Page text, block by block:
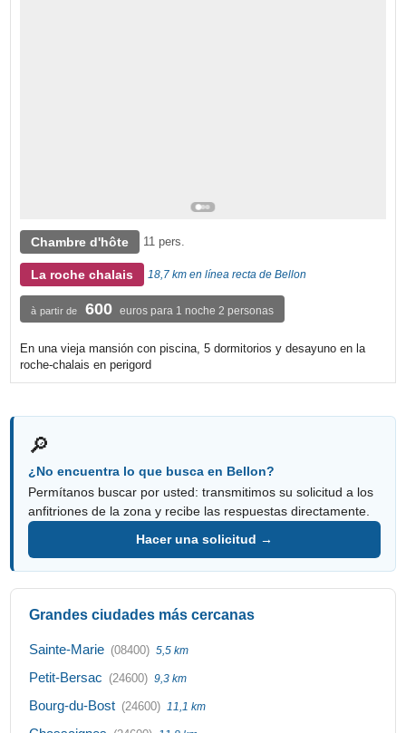
Chambre d'hôte 11 pers.
La roche chalais 18,7 km en línea recta de Bellon
à partir de 600 euros para 1 noche 2 personas
En una vieja mansión con piscina, 5 dormitorios y desayuno en la
roche-chalais en perigord
🔎
¿No encuentra lo que busca en Bellon?
Permítanos buscar por usted: transmitimos su solicitud a los
anfitriones de la zona y recibe las respuestas directamente.
Hacer una solicitud →
Grandes ciudades más cercanas
Sainte-Marie (08400) 5,5 km
Petit-Bersac (24600) 9,3 km
Bourg-du-Bost (24600) 11,1 km